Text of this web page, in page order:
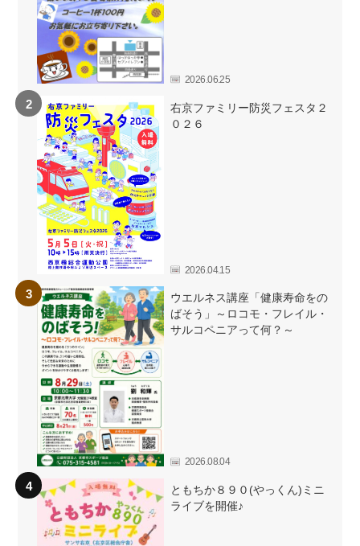
2026.06.25
右京ファミリー防災フェスタ２
０２６
2026.04.15
ウエルネス講座「健康寿命をの
ばそう」～ロコモ・フレイル・
サルコペニアって何？～
2026.08.04
ともちか８９０(やっくん)ミニ
ライブを開催♪